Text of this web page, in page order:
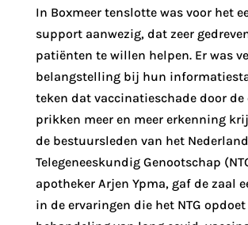
In Boxmeer tenslotte was voor het
support aanwezig, dat zeer
patiënten te willen helpen. Er was
belangstelling bij hun
teken dat vaccinatieschade door de
prikken meer en meer erkenning
de bestuursleden van het
Telegeneeskundig Genootschap
apotheker Arjen Ypma, gaf de zaal
in de ervaringen die het NTG